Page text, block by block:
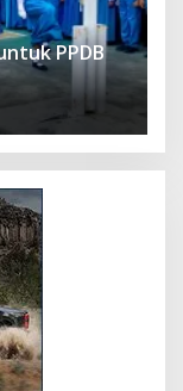
PPDB